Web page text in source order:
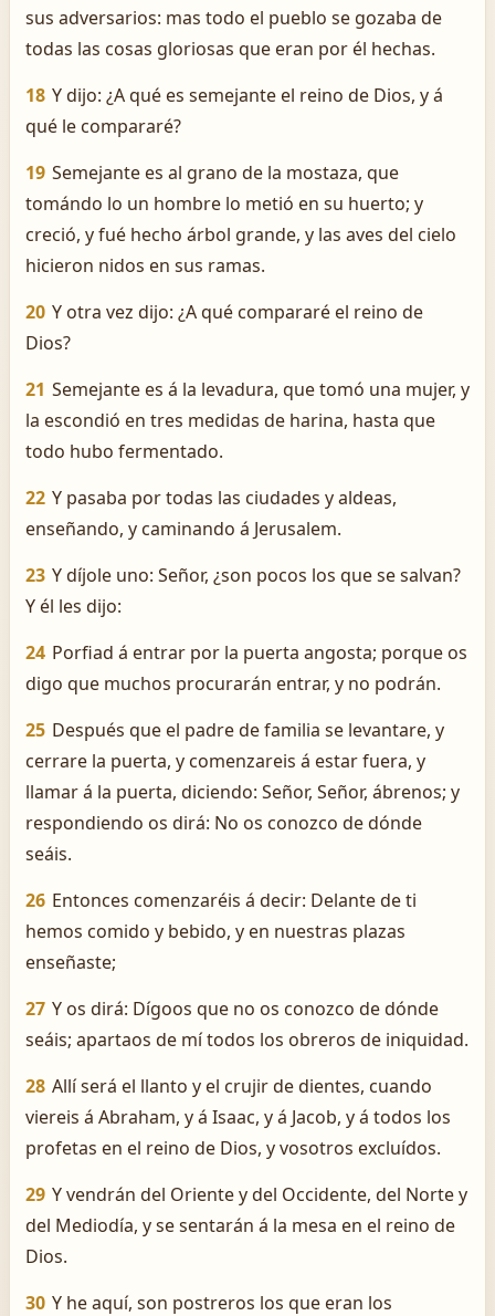
sus adversarios: mas todo el pueblo se gozaba de
todas las cosas gloriosas que eran por él hechas.
18 Y dijo: ¿A qué es semejante el reino de Dios, y á
qué le compararé?
19 Semejante es al grano de la mostaza, que
tomándo lo un hombre lo metió en su huerto; y
creció, y fué hecho árbol grande, y las aves del cielo
hicieron nidos en sus ramas.
20 Y otra vez dijo: ¿A qué compararé el reino de
Dios?
21 Semejante es á la levadura, que tomó una mujer, y
la escondió en tres medidas de harina, hasta que
todo hubo fermentado.
22 Y pasaba por todas las ciudades y aldeas,
enseñando, y caminando á Jerusalem.
23 Y díjole uno: Señor, ¿son pocos los que se salvan?
Y él les dijo:
24 Porfiad á entrar por la puerta angosta; porque os
digo que muchos procurarán entrar, y no podrán.
25 Después que el padre de familia se levantare, y
cerrare la puerta, y comenzareis á estar fuera, y
llamar á la puerta, diciendo: Señor, Señor, ábrenos; y
respondiendo os dirá: No os conozco de dónde
seáis.
26 Entonces comenzaréis á decir: Delante de ti
hemos comido y bebido, y en nuestras plazas
enseñaste;
27 Y os dirá: Dígoos que no os conozco de dónde
seáis; apartaos de mí todos los obreros de iniquidad.
28 Allí será el llanto y el crujir de dientes, cuando
viereis á Abraham, y á Isaac, y á Jacob, y á todos los
profetas en el reino de Dios, y vosotros excluídos.
29 Y vendrán del Oriente y del Occidente, del Norte y
del Mediodía, y se sentarán á la mesa en el reino de
Dios.
30 Y he aquí, son postreros los que eran los